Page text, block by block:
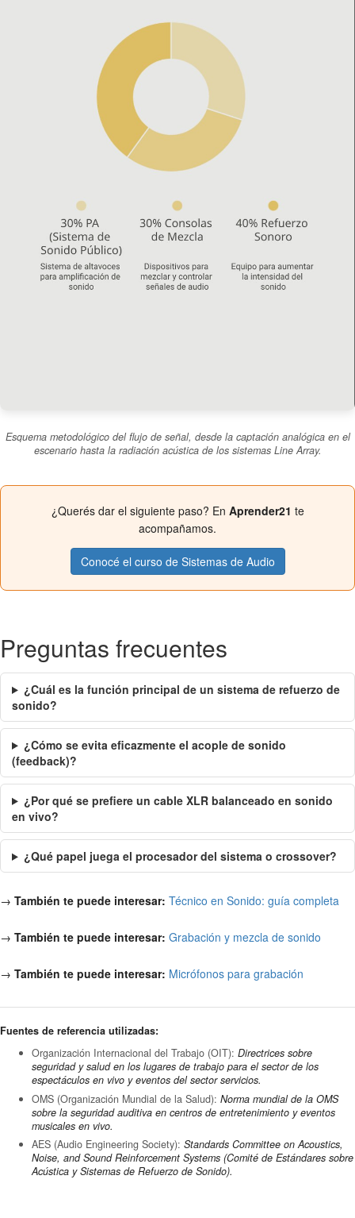
Esquema metodológico del flujo de señal, desde la captación analógica en el
escenario hasta la radiación acústica de los sistemas Line Array.
¿Querés dar el siguiente paso? En Aprender21 te
acompañamos.
Conocé el curso de Sistemas de Audio
Preguntas frecuentes
¿Cuál es la función principal de un sistema de refuerzo de
sonido?
¿Cómo se evita eficazmente el acople de sonido
(feedback)?
¿Por qué se prefiere un cable XLR balanceado en sonido
en vivo?
¿Qué papel juega el procesador del sistema o crossover?
→ También te puede interesar: Técnico en Sonido: guía completa
→ También te puede interesar: Grabación y mezcla de sonido
→ También te puede interesar: Micrófonos para grabación
Fuentes de referencia utilizadas:
Organización Internacional del Trabajo (OIT): Directrices sobre
seguridad y salud en los lugares de trabajo para el sector de los
espectáculos en vivo y eventos del sector servicios.
OMS (Organización Mundial de la Salud): Norma mundial de la OMS
sobre la seguridad auditiva en centros de entretenimiento y eventos
musicales en vivo.
AES (Audio Engineering Society): Standards Committee on Acoustics,
Noise, and Sound Reinforcement Systems (Comité de Estándares sobre
Acústica y Sistemas de Refuerzo de Sonido).